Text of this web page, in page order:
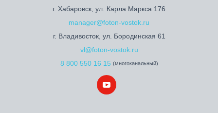
г. Хабаровск, ул. Карла Маркса 176
manager@foton-vostok.ru
г. Владивосток, ул. Бородинская 61
vl@foton-vostok.ru
8 800 550 16 15 (многоканальный)